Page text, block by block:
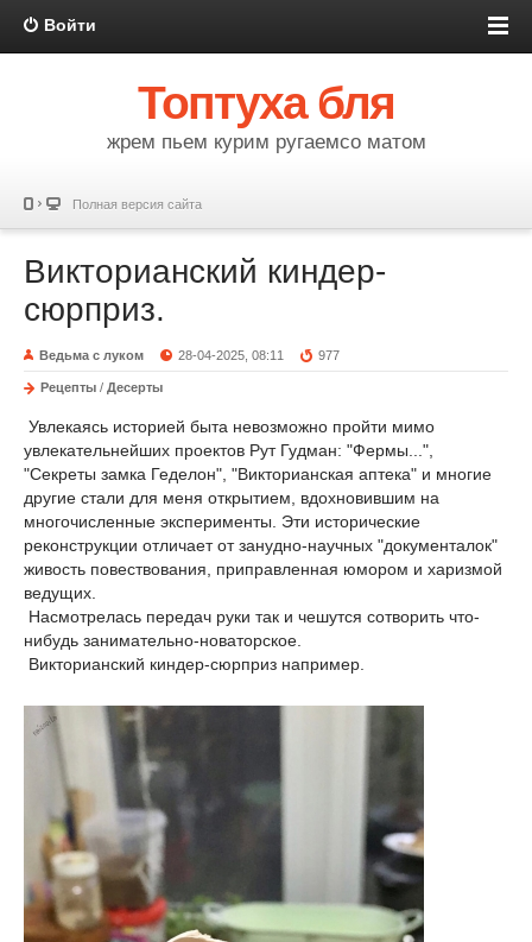
Войти
Топтуха бля
жрем пьем курим ругаемсо матом
Полная версия сайта
Викторианский киндер-
сюрприз.
Ведьма с луком 28-04-2025, 08:11 977
Рецепты / Десерты
Увлекаясь историей быта невозможно пройти мимо
увлекательнейших проектов Рут Гудман: "Фермы...",
"Секреты замка Геделон", "Викторианская аптека" и многие
другие стали для меня открытием, вдохновившим на
многочисленные эксперименты. Эти исторические
реконструкции отличает от занудно-научных "документалок"
живость повествования, приправленная юмором и харизмой
ведущих.
Насмотрелась передач руки так и чешутся сотворить что-
нибудь занимательно-новаторское.
Викторианский киндер-сюрприз например.